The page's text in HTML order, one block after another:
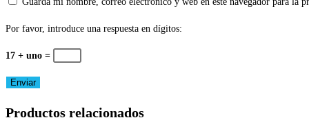
Por favor, introduce una respuesta en dígitos:
17 + uno =
Productos relacionados